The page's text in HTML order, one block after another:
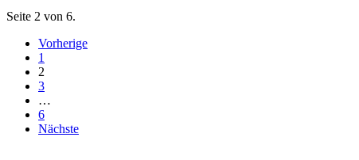
Seite 2 von 6.
Vorherige
1
2
3
…
6
Nächste